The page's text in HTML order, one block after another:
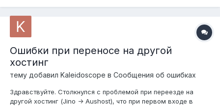
Ошибки при переносе на другой
хостинг
тему добавил Kaleidoscope в Сообщения об ошибках
Здравствуйте. Столкнулся с проблемой при переезде на
другой хостинг (Jino -> Aushost), что при первом входе в